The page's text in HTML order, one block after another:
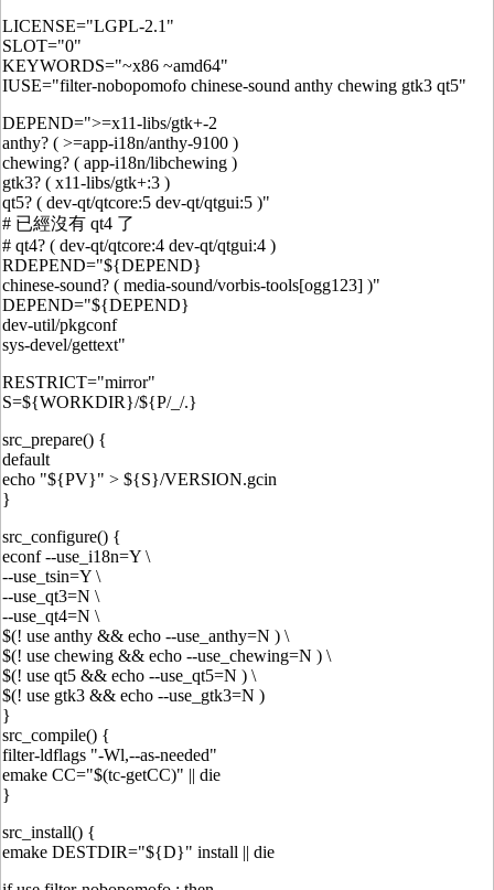
LICENSE="LGPL-2.1"
SLOT="0"
KEYWORDS="~x86 ~amd64"
IUSE="filter-nobopomofo chinese-sound anthy chewing gtk3 qt5"
DEPEND=">=x11-libs/gtk+-2
anthy? ( >=app-i18n/anthy-9100 )
chewing? ( app-i18n/libchewing )
gtk3? ( x11-libs/gtk+:3 )
qt5? ( dev-qt/qtcore:5 dev-qt/qtgui:5 )"
# 已經沒有 qt4 了
# qt4? ( dev-qt/qtcore:4 dev-qt/qtgui:4 )
RDEPEND="${DEPEND}
chinese-sound? ( media-sound/vorbis-tools[ogg123] )"
DEPEND="${DEPEND}
dev-util/pkgconf
sys-devel/gettext"
RESTRICT="mirror"
S=${WORKDIR}/${P/_/.}
src_prepare() {
default
echo "${PV}" > ${S}/VERSION.gcin
}
src_configure() {
econf --use_i18n=Y \
--use_tsin=Y \
--use_qt3=N \
--use_qt4=N \
$(! use anthy && echo --use_anthy=N ) \
$(! use chewing && echo --use_chewing=N ) \
$(! use qt5 && echo --use_qt5=N ) \
$(! use gtk3 && echo --use_gtk3=N )
}
src_compile() {
filter-ldflags "-Wl,--as-needed"
emake CC="$(tc-getCC)" || die
}
src_install() {
emake DESTDIR="${D}" install || die